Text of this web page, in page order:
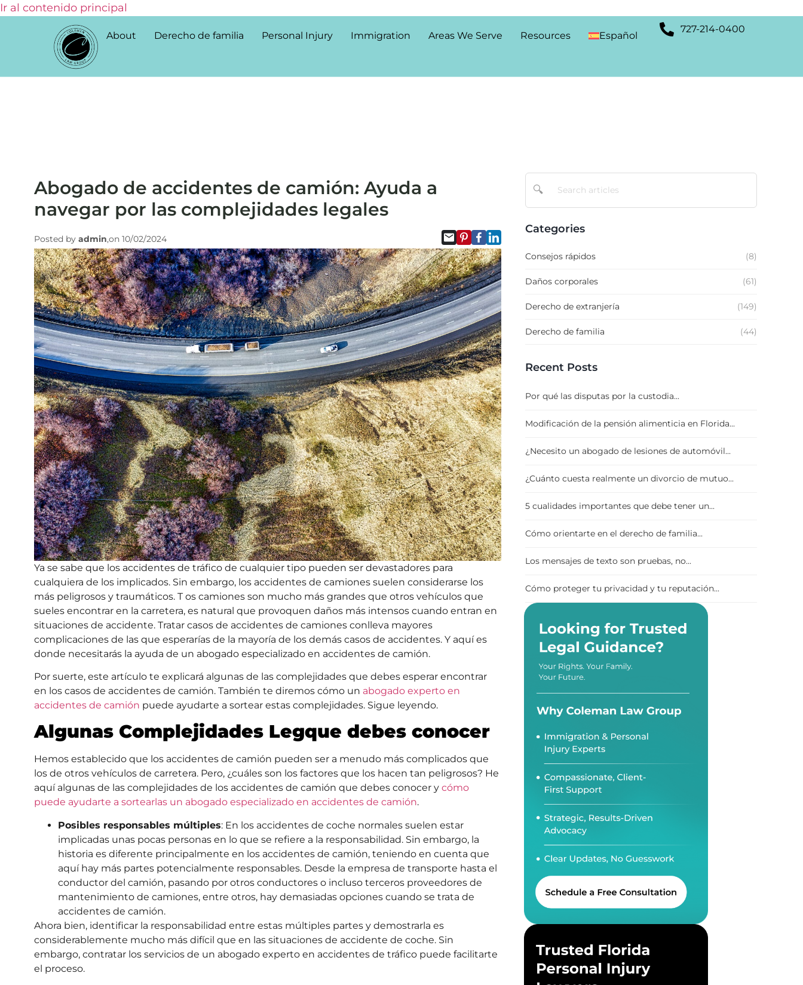
Ir al contenido principal
About Derecho de familia Personal Injury Immigration Areas We Serve Resources Español
727-214-0400
Abogado de accidentes de camión: Ayuda a
navegar por las complejidades legales
Posted by admin,on 10/02/2024
Ya se sabe que los accidentes de tráfico de cualquier tipo pueden ser devastadores para
cualquiera de los implicados. Sin embargo, los accidentes de camiones suelen considerarse los
más peligrosos y traumáticos. Tos camiones son mucho más grandes que otros vehículos que
sueles encontrar en la carretera, es natural que provoquen daños más intensos cuando entran en
situaciones de accidente. Tratar casos de accidentes de camiones conlleva mayores
complicaciones de las que esperarías de la mayoría de los demás casos de accidentes. Y aquí es
donde necesitarás la ayuda de un abogado especializado en accidentes de camión.
Por suerte, este artículo te explicará algunas de las complejidades que debes esperar encontrar
en los casos de accidentes de camión. También te diremos cómo un abogado experto en
accidentes de camión puede ayudarte a sortear estas complejidades. Sigue leyendo.
Algunas Complejidades Legque debes conocer
Hemos establecido que los accidentes de camión pueden ser a menudo más complicados que
los de otros vehículos de carretera. Pero, ¿cuáles son los factores que los hacen tan peligrosos? He
aquí algunas de las complejidades de los accidentes de camión que debes conocer y cómo
puede ayudarte a sortearlas un abogado especializado en accidentes de camión.
Posibles responsables múltiples: En los accidentes de coche normales suelen estar
implicadas unas pocas personas en lo que se refiere a la responsabilidad. Sin embargo, la
historia es diferente principalmente en los accidentes de camión, teniendo en cuenta que
aquí hay más partes potencialmente responsables. Desde la empresa de transporte hasta el
conductor del camión, pasando por otros conductores o incluso terceros proveedores de
mantenimiento de camiones, entre otros, hay demasiadas opciones cuando se trata de
accidentes de camión.
Ahora bien, identificar la responsabilidad entre estas múltiples partes y demostrarla es
considerablemente mucho más difícil que en las situaciones de accidente de coche. Sin
embargo, contratar los servicios de un abogado experto en accidentes de tráfico puede facilitarte
el proceso.
🔍
Categories
Consejos rápidos (8)
Daños corporales (61)
Derecho de extranjería (149)
Derecho de familia (44)
Recent Posts
Por qué las disputas por la custodia...
Modificación de la pensión alimenticia en Florida...
¿Necesito un abogado de lesiones de automóvil...
¿Cuánto cuesta realmente un divorcio de mutuo...
5 cualidades importantes que debe tener un...
Cómo orientarte en el derecho de familia...
Los mensajes de texto son pruebas, no...
Cómo proteger tu privacidad y tu reputación...